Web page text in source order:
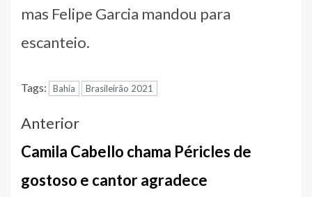
mas Felipe Garcia mandou para
escanteio.
Tags: Bahia Brasileirão 2021
Navegação
entre
notícias
Anterior
Camila Cabello chama Péricles de
gostoso e cantor agradece